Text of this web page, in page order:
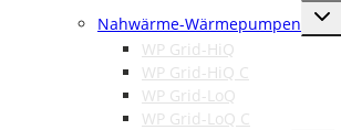
Nahwärme-Wärmepumpen
WP Grid-HiQ
WP Grid-HiQ C
WP Grid-LoQ
WP Grid-LoQ C